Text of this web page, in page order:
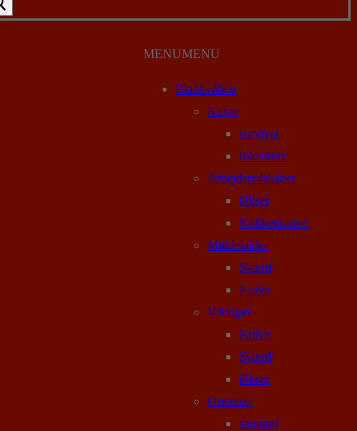
MENUMENU
Blankvåben
Knive
survival
foldekniv
Arbejdsredskaber
Økser
Køkkenknive
Middelalder
Sværd
Knive
Vikinger
Knive
Sværd
Økser
Orienten
samurai